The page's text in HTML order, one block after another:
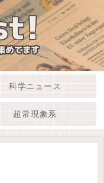
科学ニュース
超常現象系